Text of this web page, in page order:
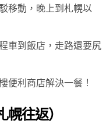
移動，晚上到札幌以
車到飯店，走路還要尻
便利商店解決一餐！
往返）